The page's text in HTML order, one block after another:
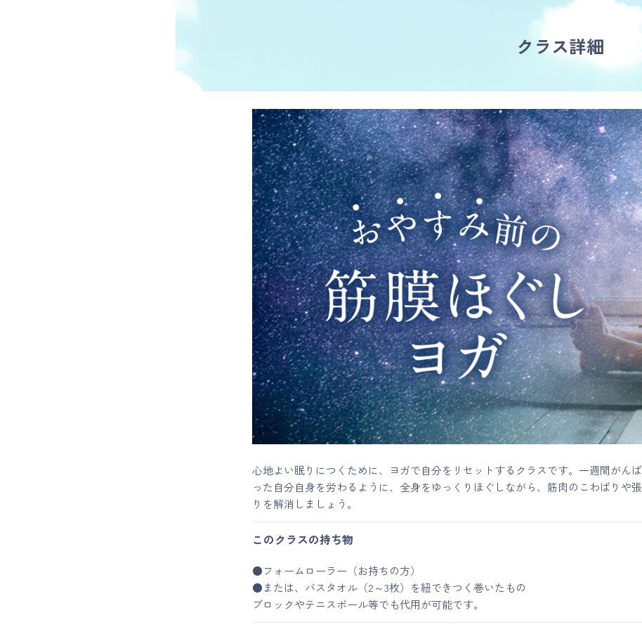
クラス参加にあたっての同意書
特定商取引にかかわる表示
クラス詳細
心地よい眠りにつくために、ヨガで自分をリセットするクラスです。一週間がんば
った自分自身を労わるように、全身をゆっくりほぐしながら、筋肉のこわばりや張
りを解消しましょう。
このクラスの持ち物
●フォームローラー（お持ちの方）
●または、バスタオル（2～3枚）を紐できつく巻いたもの
ブロックやテニスボール等でも代用が可能です。